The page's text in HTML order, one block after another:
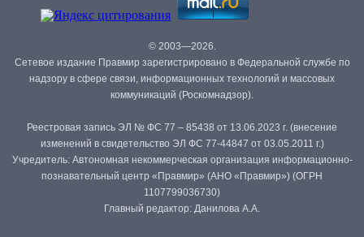
© 2003—2026.
Сетевое издание Правмир зарегистрировано в Федеральной службе по
надзору в сфере связи, информационных технологий и массовых
коммуникаций (Роскомнадзор).
Реестровая запись ЭЛ № ФС 77 – 85438 от 13.06.2023 г. (внесение
изменений в свидетельство ЭЛ ФС 77-44847 от 03.05.2011 г.)
Учредитель: Автономная некоммерческая организация информационно-
познавательный центр «Правмир» (АНО «Правмир») (ОГРН
1107799036730)
Главный редактор: Данилова А.А.